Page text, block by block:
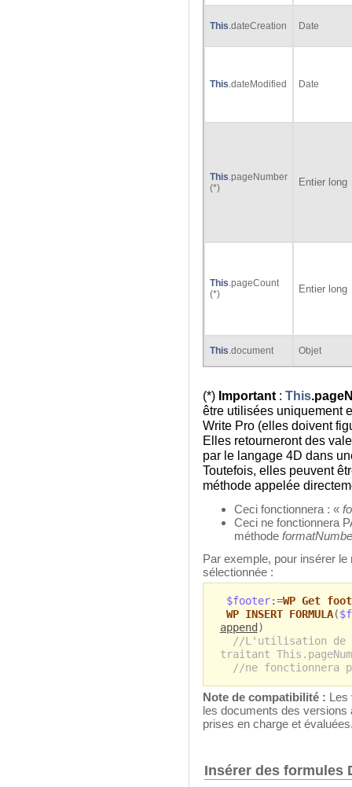
This.dateCreation Date
This.dateModified Date
This.pageNumber
(*)
Entier long
This.pageCount
(*)
Entier long
This.document Objet
(*) Important : This
être utilisées uniquement
Write Pro (elles doivent
Elles retourneront des
par le langage 4D dans
Toutefois, elles peuvent
méthode appelée
Ceci fonctionnera : «
Ceci ne fonctionnera
méthode
Par exemple, pour insérer
sélectionnée :
$footer:=WP Get
WP INSERT FORMULA(
append )
//L'utilisation de
traitant
//ne fonctionnera
Note de compatibilité : Les
les documents des versions
prises en charge et
Insérer des formules